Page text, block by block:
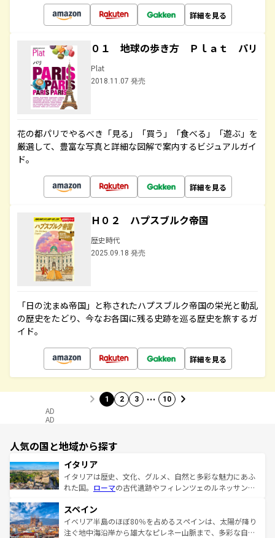
詳細を見る
０１ 地球の歩き方 Ｐｌａｔ パリ
Plat
2018.11.07 発売
花の都パリでやるべき「見る」「買う」「食べる」「遊ぶ」を
厳選して、豊富な写真と詳細な図解で案内するビジュアルガイ
ド。
詳細を見る
Ｈ０２ ハプスブルク帝国
歴史時代
2025.09.18 発売
「日の沈まぬ帝国」と称されたハプスブルク帝国の栄光と動乱
の歴史をたどり、今なお各国に残る史跡を巡る歴史を旅するガ
イド。
詳細を見る
1 2 3 … 10
AD
AD
人気の国と地域から探す
イタリア
イタリアは歴史、文化、グルメ、自然と多彩な魅力にあふ
れた国。 ローマの古代遺跡やフィレンツェのルネッサンス
ろん、トスカーナの美しい田園風景やアマルフィ海岸の絶
景など、自然景観も見逃せない。観光の合間には、本場の
ピザやパスタなど、絶品のイタリア料理を堪能することも
スペイン
イベリア半島のほぼ80％を占めるスペインは、太陽が降り
注ぐ地中海沿岸から雄大なピレネー山脈まで、多彩な自然